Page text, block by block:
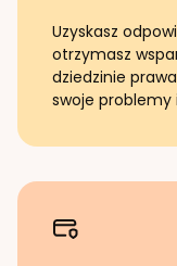
Uzyskasz
otrzymasz
dziedzinie
swoje problemy